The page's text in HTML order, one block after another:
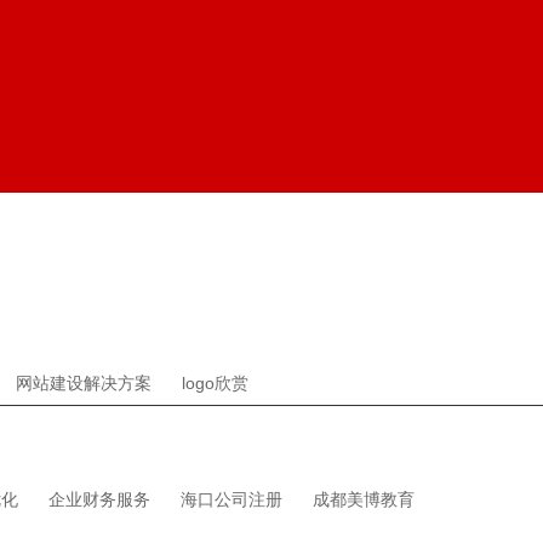
网站建设解决方案 logo欣赏
企业财务服务 海口公司注册 成都美博教育